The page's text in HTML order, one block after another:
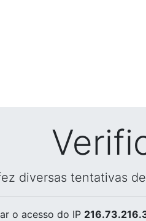
diversas tentativas
o acesso do IP